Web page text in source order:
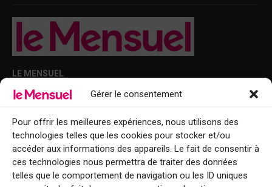
Gérer le consentement
Pour offrir les meilleures expériences, nous utilisons des
technologies telles que les cookies pour stocker et/ou
accéder aux informations des appareils. Le fait de consentir à
ces technologies nous permettra de traiter des données
telles que le comportement de navigation ou les ID uniques
LE MENSUEL
Points de diffusion Var et Alpes-Maritimes : oû trouver Le Mensuel ?
Le Mensuel en PDF : consultez le magazine en ligne
Qui sommes-nous ?
BFM Top Sorties